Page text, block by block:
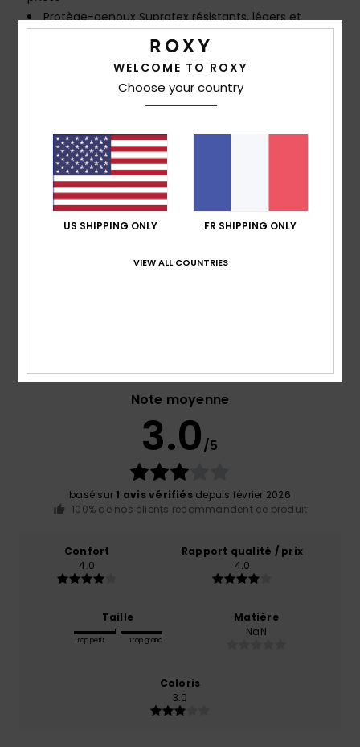
Protège-genoux Supratex résistants, légers et
12% Élasthanne
Traçabilité du produit (Loi Agec)
Livraison & Retours
Note moyenne
3.0/5
basé sur 1 avis vérifiésdepuis février 2026
100% de nos clients recommandent ce produit
Confort
4.0
Rapport qualité / prix
4.0
Taille
Trop petit Trop grand
Matière
NaN
Coloris
3.0
WELCOME TO ROXY
Choose your country
US SHIPPING ONLY FR SHIPPING ONLY
VIEW ALL COUNTRIES